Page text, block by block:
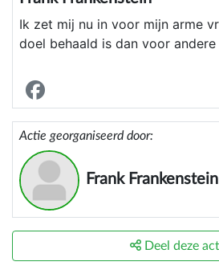
Ik zet mij nu in voor mijn arme
doel behaald is dan voor andere
Nederland waar het niet goed
Actie georganiseerd door:
Frank Frankenstein
Deel deze